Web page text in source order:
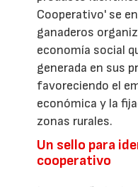
Cooperativo' se
ganaderos
economía social
generada en sus
favoreciendo el
económica y la
zonas rurales.
Un sello para
cooperativo